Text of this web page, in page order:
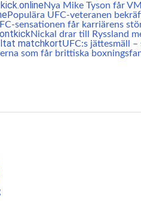
Nya Mike Tyson får
Populära UFC-veteranen
sensationen får karriärens
Nickal drar till Ryssland
UFC:s jättesmäll
som får brittiska